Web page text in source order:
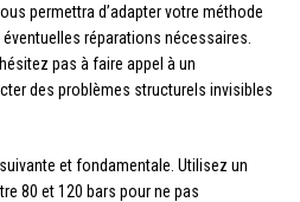
permettra d’adapter votre méthode
réparations nécessaires.
pas à faire appel à un
des problèmes structurels invisibles
et fondamentale. Utilisez un
80 et 120 bars pour ne pas